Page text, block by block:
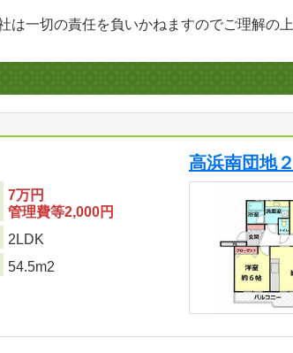
一切の責任を負いかねますのでご理解の上
7万円
管理費等2,000円
2LDK
54.5m2
高浜南団地